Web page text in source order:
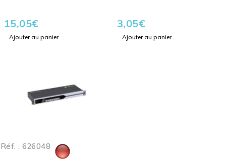
15,05€
Ajouter au panier
3,05€
Ajouter au panier
Réf. : 626048